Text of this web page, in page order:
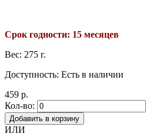
Срок годности: 15 месяцев
Вес: 275 г.
Доступность: Есть в наличии
459 р.
Кол-во:
Добавить в корзину
ИЛИ